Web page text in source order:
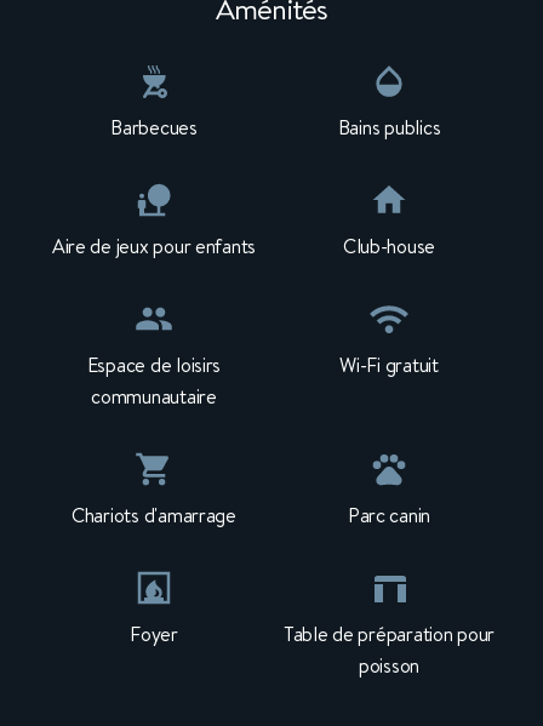
Aménités
Barbecues Bains publics
Aire de jeux pour enfants Club-house
Espace de loisirs
communautaire
Wi-Fi gratuit
Chariots d'amarrage Parc canin
Foyer
Table de préparation pour
poisson